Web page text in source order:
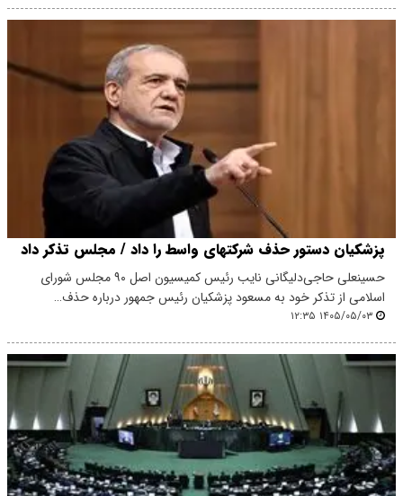
پزشکیان دستور حذف شرکتهای واسط را داد / مجلس تذکر داد
حسینعلی حاجی‌دلیگانی نایب رئیس کمیسیون اصل ۹۰ مجلس شورای
اسلامی از تذکر خود به مسعود پزشکیان رئیس جمهور درباره حذف…
۱۴۰۵/۰۵/۰۳ ۱۲:۳۵